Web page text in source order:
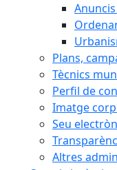
Plans,
Tècnics
Perfil de
Imatge
Seu
Altres